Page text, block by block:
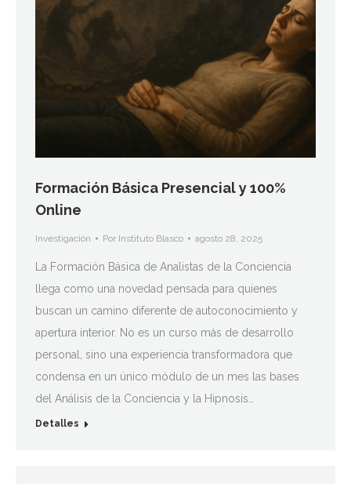
Formación Básica Presencial y 100%
Online
Investigación Por Instituto Blasco agosto 28, 2025
La Formación Básica de Analistas de la Conciencia
llega como una novedad pensada para quienes
buscan un camino diferente de autoconocimiento y
apertura interior. No es un curso más de desarrollo
personal, sino una experiencia transformadora que
condensa en un único módulo de un mes las bases
del Análisis de la Conciencia y la Hipnosis…
Detalles